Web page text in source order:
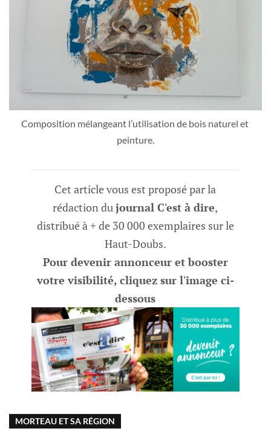
Composition mélangeant l’utilisation de bois naturel et
peinture.
Cet article vous est proposé par la
rédaction dujournal C'est à dire,
distribué à + de 30 000 exemplaires sur le
Haut-Doubs.
Pour devenir annonceur et booster
votre visibilité, cliquez sur l'image ci-
dessous
MORTEAU ET SA RÉGION